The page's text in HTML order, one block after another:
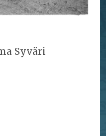
Syväri